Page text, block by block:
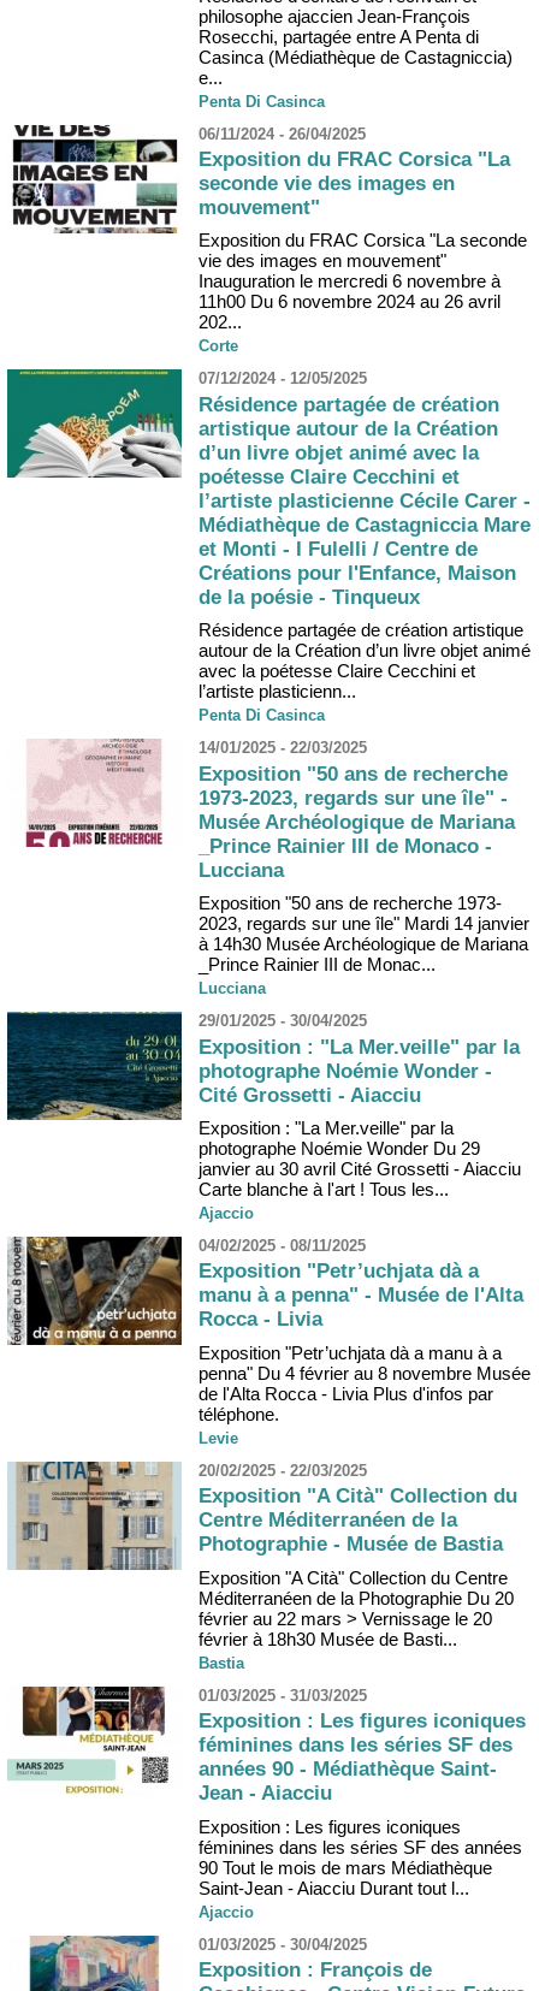
philosophe ajaccien Jean-François
Rosecchi, partagée entre A Penta di
Casinca (Médiathèque de Castagniccia)
e...
Penta Di Casinca
06/11/2024 - 26/04/2025
Exposition du FRAC Corsica "La
seconde vie des images en
mouvement"
Exposition du FRAC Corsica "La seconde
vie des images en mouvement"
Inauguration le mercredi 6 novembre à
11h00 Du 6 novembre 2024 au 26 avril
202...
Corte
07/12/2024 - 12/05/2025
Résidence partagée de création
artistique autour de la Création
d’un livre objet animé avec la
poétesse Claire Cecchini et
l’artiste plasticienne Cécile Carer -
Médiathèque de Castagniccia Mare
et Monti - I Fulelli / Centre de
Créations pour l'Enfance, Maison
de la poésie - Tinqueux
Résidence partagée de création artistique
autour de la Création d’un livre objet animé
avec la poétesse Claire Cecchini et
l’artiste plasticienn...
Penta Di Casinca
14/01/2025 - 22/03/2025
Exposition "50 ans de recherche
1973-2023, regards sur une île" -
Musée Archéologique de Mariana
_Prince Rainier III de Monaco -
Lucciana
Exposition "50 ans de recherche 1973-
2023, regards sur une île" Mardi 14 janvier
à 14h30 Musée Archéologique de Mariana
_Prince Rainier III de Monac...
Lucciana
29/01/2025 - 30/04/2025
Exposition : "La Mer.veille" par la
photographe Noémie Wonder -
Cité Grossetti - Aiacciu
Exposition : "La Mer.veille" par la
photographe Noémie Wonder Du 29
janvier au 30 avril Cité Grossetti - Aiacciu
Carte blanche à l'art ! Tous les...
Ajaccio
04/02/2025 - 08/11/2025
Exposition "Petr’uchjata dà a
manu à a penna" - Musée de l'Alta
Rocca - Livia
Exposition "Petr’uchjata dà a manu à a
penna" Du 4 février au 8 novembre Musée
de l'Alta Rocca - Livia Plus d'infos par
téléphone.
Levie
20/02/2025 - 22/03/2025
Exposition "A Cità" Collection du
Centre Méditerranéen de la
Photographie - Musée de Bastia
Exposition "A Cità" Collection du Centre
Méditerranéen de la Photographie Du 20
février au 22 mars > Vernissage le 20
février à 18h30 Musée de Basti...
Bastia
01/03/2025 - 31/03/2025
Exposition : Les figures iconiques
féminines dans les séries SF des
années 90 - Médiathèque Saint-
Jean - Aiacciu
Exposition : Les figures iconiques
féminines dans les séries SF des années
90 Tout le mois de mars Médiathèque
Saint-Jean - Aiacciu Durant tout l...
Ajaccio
01/03/2025 - 30/04/2025
Exposition : François de